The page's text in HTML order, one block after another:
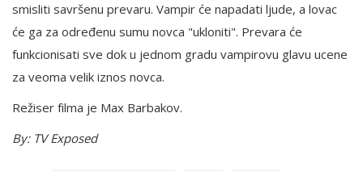
smisliti savršenu prevaru. Vampir će napadati ljude, a lovac
će ga za određenu sumu novca "ukloniti". Prevara će
funkcionisati sve dok u jednom gradu vampirovu glavu ucene
za veoma velik iznos novca.
Režiser filma je Max Barbakov.
By: TV Exposed